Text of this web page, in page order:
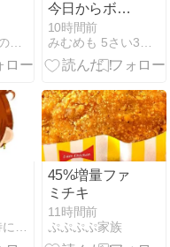
まさか4人の男の子のお母さんになるなんて。
今日からボン
ドロ配布
♡/CoCo壱×ち
いかわ第2弾
10時間前
45%増量ファ
ミチキ
11時間前
ぷぷぷぷ家族